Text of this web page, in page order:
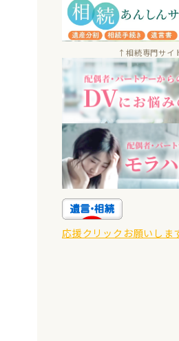
↑相続専門サイ
応援クリックお願いしま